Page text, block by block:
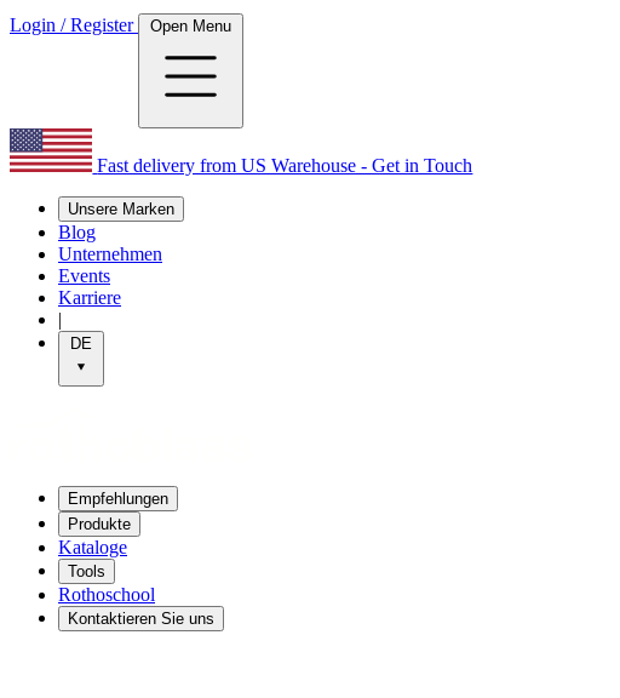
Login / Register Open Menu
Fast delivery from US Warehouse - Get in Touch
Unsere Marken
Blog
Unternehmen
Events
Karriere
|
DE
Empfehlungen
Produkte
Kataloge
Tools
Rothoschool
Kontaktieren Sie uns